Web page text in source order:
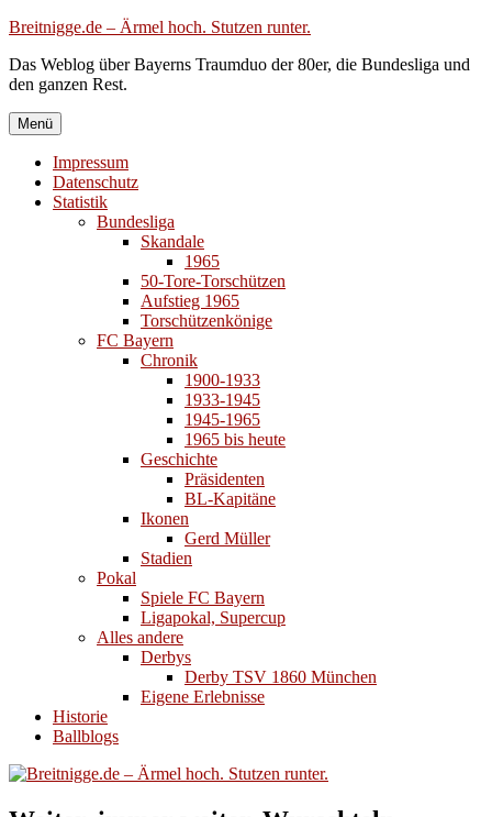
Zum
springen
Breitnigge.de – Ärmel hoch. Stutzen runter.
Das Weblog über Bayerns Traumduo der 80er, die Bundesliga und
den ganzen Rest.
Menü
Impressum
Datenschutz
Statistik
Bundesliga
Skandale
1965
50-Tore-Torschützen
Aufstieg 1965
Torschützenkönige
FC Bayern
Chronik
1900-1933
1933-1945
1945-1965
1965 bis heute
Geschichte
Präsidenten
BL-Kapitäne
Ikonen
Gerd Müller
Stadien
Pokal
Spiele FC Bayern
Ligapokal, Supercup
Alles andere
Derbys
Derby TSV 1860 München
Eigene Erlebnisse
Historie
Ballblogs